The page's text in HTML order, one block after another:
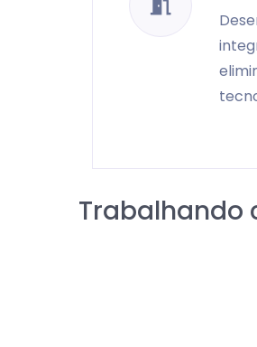
Trabalhando